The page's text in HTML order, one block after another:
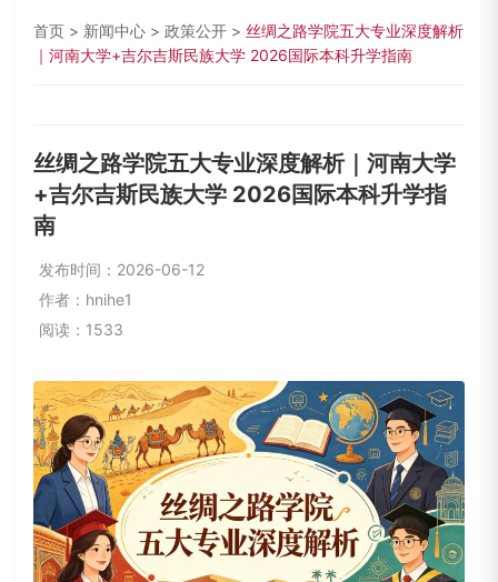
首页 > 新闻中心 > 政策公开 > 丝绸之路学院五大专业深度解析
｜河南大学+吉尔吉斯民族大学 2026国际本科升学指南
丝绸之路学院五大专业深度解析｜河南大学
+吉尔吉斯民族大学 2026国际本科升学指
南
发布时间：2026-06-12
作者：hnihe1
阅读：1533